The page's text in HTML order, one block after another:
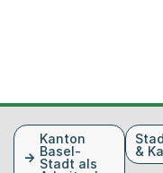
FusszeileKanton
Basel-
Stadt als
&